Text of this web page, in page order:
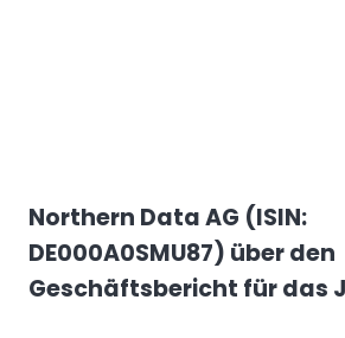
Northern Data AG (ISIN:
DE000A0SMU87) über den
Geschäftsbericht für das